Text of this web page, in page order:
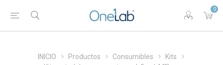
0
INICIO Productos Consumibles
Kits